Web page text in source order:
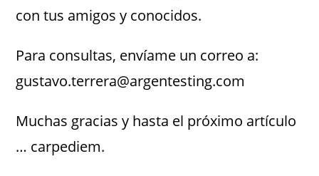
con tus amigos y conocidos.
Para consultas, envíame un correo a:
gustavo.terrera@argentesting.com
Muchas gracias y hasta el próximo artículo
… carpediem.